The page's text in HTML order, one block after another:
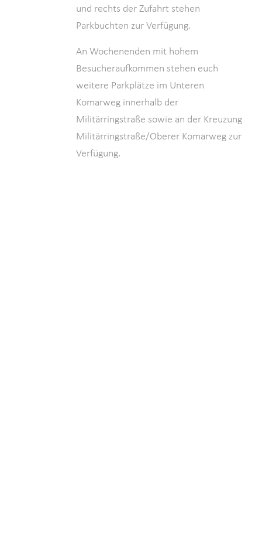
und rechts der Zufahrt stehen
Parkbuchten zur Verfügung.
An Wochenenden mit hohem
Besucheraufkommen stehen euch
weitere Parkplätze im Unteren
Komarweg innerhalb der
Militärringstraße sowie an der Kreuzung
Militärringstraße/Oberer Komarweg zur
Verfügung.